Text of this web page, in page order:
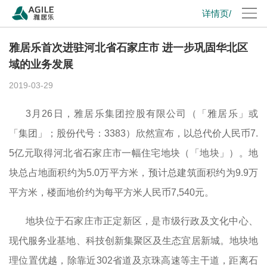
详情页/
雅居乐首次进驻河北省石家庄市 进一步巩固华北区
域的业务发展
2019-03-29
3 月 26 日
，雅居乐集团控股有限公司（「雅居乐」或
「集团」；股份代号：3383）欣然宣布，以总代价人民币7.
5亿元取得河北省石家庄市一幅住宅地块（「地块」）。地
块总占地面积约为5.0万平方米，预计总建筑面积约为9.9万
平方米，楼面地价约为每平方米人民币7,540元。
地块位于石家庄市正定新区，是市级行政及文化中心、
现代服务业基地、科技创新集聚区及生态宜居新城。地块地
理位置优越，除靠近302省道及京珠高速等主干道，距离石